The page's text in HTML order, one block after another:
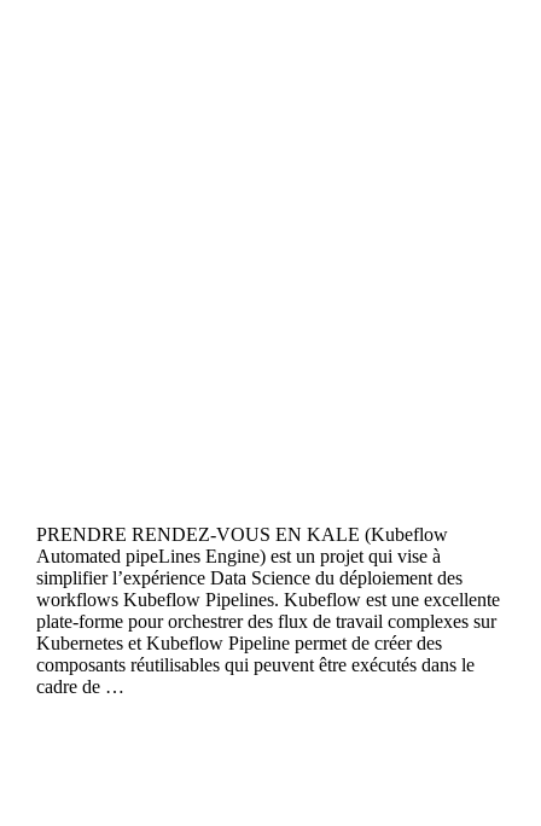
PRENDRE RENDEZ-VOUS EN KALE (Kubeflow
Automated pipeLines Engine) est un projet qui vise à
simplifier l’expérience Data Science du déploiement des
workflows Kubeflow Pipelines. Kubeflow est une excellente
plate-forme pour orchestrer des flux de travail complexes sur
Kubernetes et Kubeflow Pipeline permet de créer des
composants réutilisables qui peuvent être exécutés dans le
cadre de …